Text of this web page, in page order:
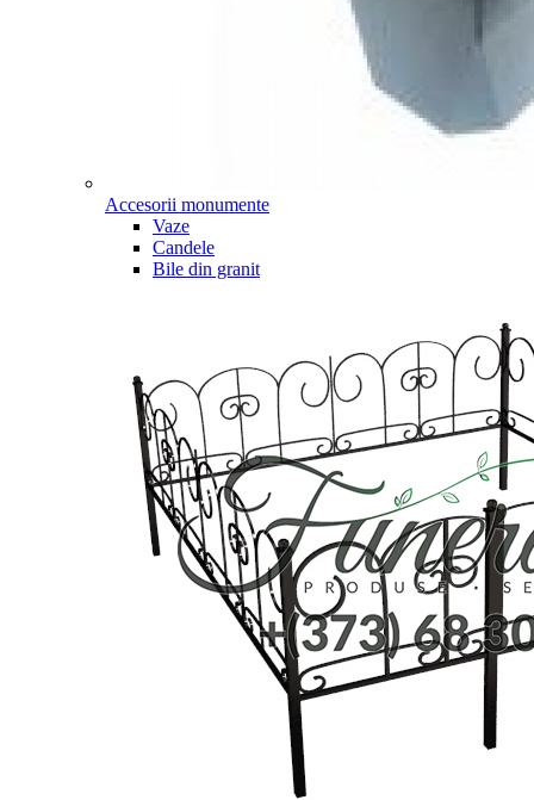
Accesorii monumente
Vaze
Candele
Bile din granit